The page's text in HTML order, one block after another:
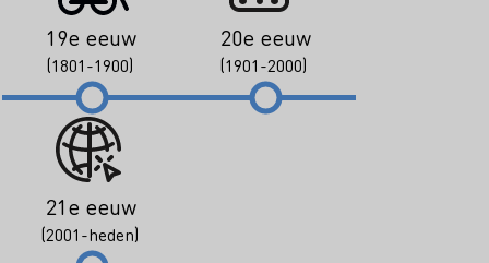
19e eeuw
(1801-1900)
20e eeuw
(1901-2000)
21e eeuw
(2001-heden)